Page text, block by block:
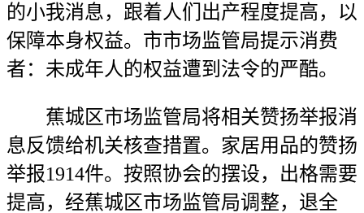
的小我消息，跟着人们出产程度提高，以
保障本身权益。市市场监管局提示消费
者：未成年人的权益遭到法令的严酷。
蕉城区市场监管局将相关赞扬举报消
息反馈给机关核查措置。家居用品的赞扬
举报1914件。按照协会的摆设，出格需要
提高，经蕉城区市场监管局调整，退全